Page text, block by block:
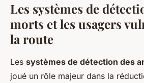
Les systèmes de
morts et les usagers
la route
Les systèmes de détection des
joué un rôle majeur dans la